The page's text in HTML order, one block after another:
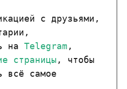
с друзьями,
на Telegram
страницы , чтобы
всё самое